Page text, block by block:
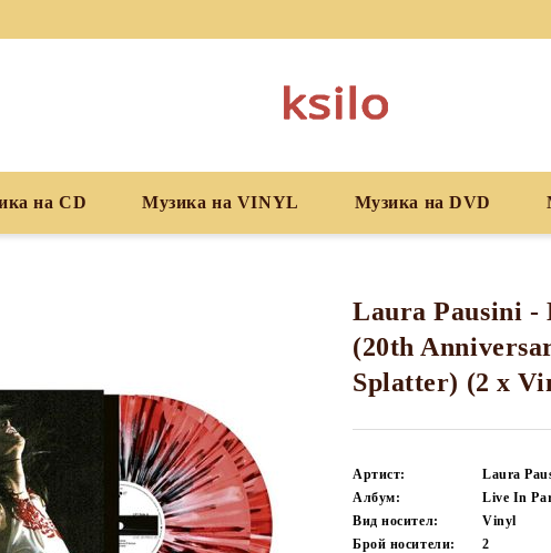
на CD Музика на VINYL Музика на DVD
Laura Pausini -
(20th
Splatter) (2 x
Артист:
Laura
Албум:
Live In
Вид носител:
Vinyl
Брой носители:
2